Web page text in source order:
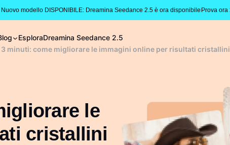
Nuovo modello DISPONIBILE: Dreamina Seedance 2.5 è ora disponibileProva ora
EsploraDreamina Seedance 2.5
3 minuti: come migliorare le immagini online per risultati cristallini
le
cristallini